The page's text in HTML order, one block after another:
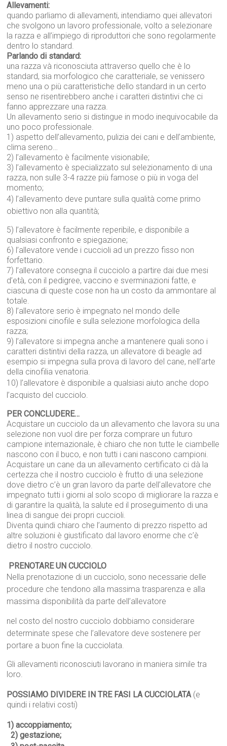
Allevamenti:
quando parliamo di allevamenti, intendiamo quei allevatori
che svolgono un lavoro professionale, volto a selezionare
la razza e all’impiego di riproduttori che sono regolarmente
dentro lo standard.
Parlando di standard:
una razza và riconosciuta attraverso quello che è lo
standard, sia morfologico che caratteriale, se venissero
meno una o più caratteristiche dello standard in un certo
senso ne risentirebbero anche i caratteri distintivi che ci
fanno apprezzare una razza.
Un allevamento serio si distingue in modo inequivocabile da
uno poco professionale.
1) aspetto dell’allevamento, pulizia dei cani e dell’ambiente,
clima sereno…
2) l’allevamento è facilmente visionabile;
3) l’allevamento è specializzato sul selezionamento di una
razza, non sulle 3-4 razze più famose o più in voga del
momento;
4) l’allevamento deve puntare sulla qualità come primo
obiettivo non alla quantità;
5) l’allevatore è facilmente reperibile, e disponibile a
qualsiasi confronto e spiegazione;
6) l’allevatore vende i cuccioli ad un prezzo fisso non
forfettario.
7) l’allevatore consegna il cucciolo a partire dai due mesi
d’età, con il pedigree, vaccino e sverminazioni fatte, e
ciascuna di queste cose non ha un costo da ammontare al
totale.
8) l’allevatore serio è impegnato nel mondo delle
esposizioni cinofile e sulla selezione morfologica della
razza;
9) l’allevatore si impegna anche a mantenere quali sono i
caratteri distintivi della razza, un allevatore di beagle ad
esempio si impegna sulla prova di lavoro del cane, nell’arte
della cinofilia venatoria.
10) l’allevatore è disponibile a qualsiasi aiuto anche dopo
l’acquisto del cucciolo.
PER CONCLUDERE…
Acquistare un cucciolo da un allevamento che lavora su una
selezione non vuol dire per forza comprare un futuro
campione internazionale, è chiaro che non tutte le ciambelle
nascono con il buco, e non tutti i cani nascono campioni.
Acquistare un cane da un allevamento certificato ci dà la
certezza che il nostro cucciolo è frutto di una selezione
dove dietro c’è un gran lavoro da parte dell’allevatore che
impegnato tutti i giorni al solo scopo di migliorare la razza e
di garantire la qualità, la salute ed il proseguimento di una
linea di sangue dei propri cuccioli.
Diventa quindi chiaro che l’aumento di prezzo rispetto ad
altre soluzioni è giustificato dal lavoro enorme che c’è
dietro il nostro cucciolo.
PRENOTARE UN CUCCIOLO
Nella prenotazione di un cucciolo, sono necessarie delle
procedure che tendono alla massima trasparenza e alla
massima disponibilità da parte dell’allevatore
nel costo del nostro cucciolo dobbiamo considerare
determinate spese che l’allevatore deve sostenere per
portare a buon fine la cucciolata.
Gli allevamenti riconosciuti lavorano in maniera simile tra
loro.
POSSIAMO DIVIDERE IN TRE FASI LA CUCCIOLATA (e
quindi i relativi costi)
1) accoppiamento;
2) gestazione;